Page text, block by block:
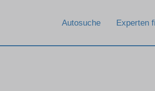
Autosuche Experten